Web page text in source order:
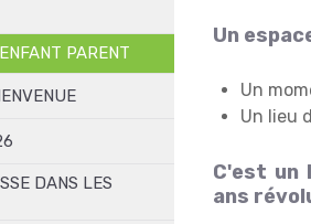
PARENT
DANS LES
Un
Un
Un lieu
C'est un
ans